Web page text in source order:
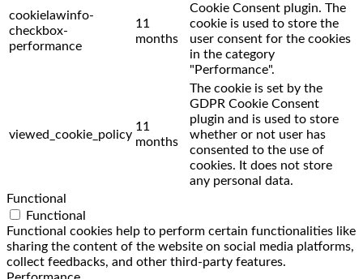
cookielawinfo-
checkbox-
performance
11
months
Cookie Consent plugin. The
cookie is used to store the
user consent for the cookies
in the category
"Performance".
viewed_cookie_policy
11
months
The cookie is set by the
GDPR Cookie Consent
plugin and is used to store
whether or not user has
consented to the use of
cookies. It does not store
any personal data.
Functional
Functional
Functional cookies help to perform certain functionalities like
sharing the content of the website on social media platforms,
collect feedbacks, and other third-party features.